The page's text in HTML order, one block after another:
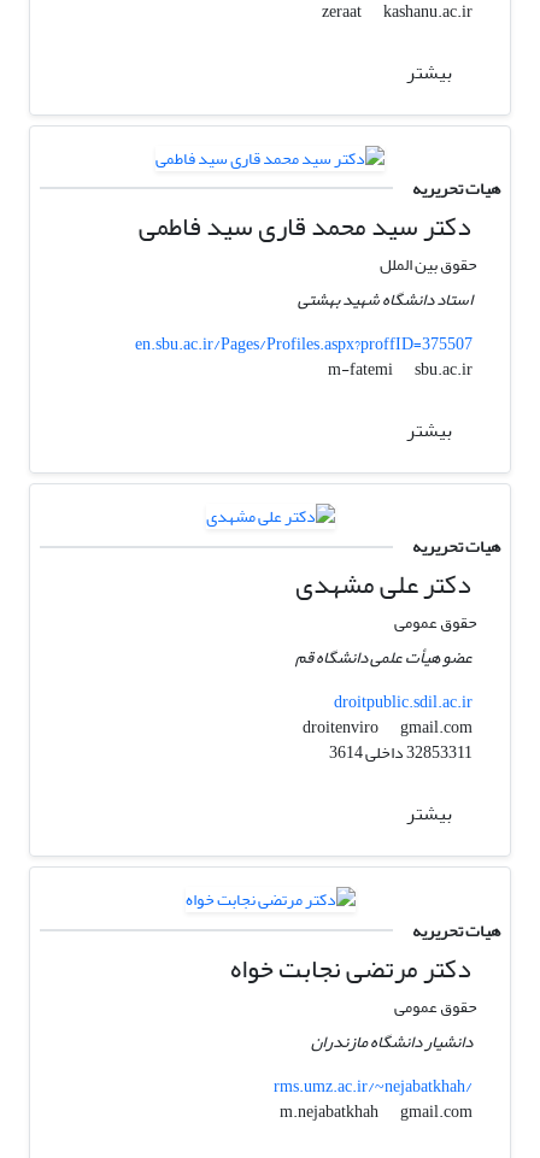
zeraat
kashanu.ac.ir
بیشتر
هیات تحریریه
دکتر سید محمد قاری سید فاطمی
حقوق بین الملل
استاد دانشگاه شهید بهشتی
en.sbu.ac.ir/Pages/Profiles.aspx?proffID=375507
m-fatemi
sbu.ac.ir
بیشتر
هیات تحریریه
دکتر علی مشهدی
حقوق عمومی
عضو هیأت علمی دانشگاه قم
droitpublic.sdil.ac.ir
droitenviro
gmail.com
بیشتر
هیات تحریریه
دکتر مرتضی نجابت خواه
حقوق عمومی
دانشیار دانشگاه مازندران
rms.umz.ac.ir/~nejabatkhah/
m.nejabatkhah
gmail.com